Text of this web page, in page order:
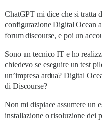
ChatGPT mi dice che si tratta
configurazione Digital Ocean
forum discourse, e poi un
Sono un tecnico IT e ho
chiedevo se eseguire un test
un’impresa ardua? Digital
di Discourse?
Non mi dispiace assumere un
installazione o risoluzione dei